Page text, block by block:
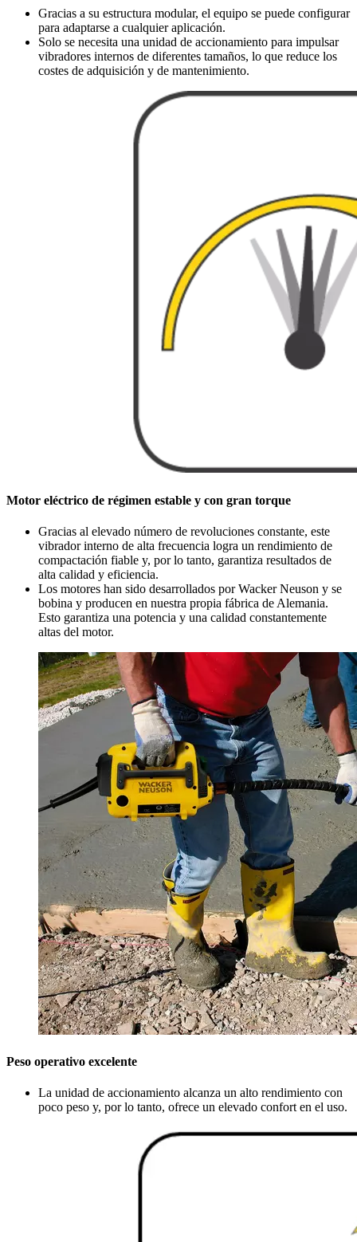
Gracias a su estructura modular, el equipo se puede configurar
para adaptarse a cualquier aplicación.
Solo se necesita una unidad de accionamiento para impulsar
vibradores internos de diferentes tamaños, lo que reduce los
costes de adquisición y de mantenimiento.
Motor eléctrico de régimen estable y con gran torque
Gracias al elevado número de revoluciones constante, este
vibrador interno de alta frecuencia logra un rendimiento de
compactación fiable y, por lo tanto, garantiza resultados de
alta calidad y eficiencia.
Los motores han sido desarrollados por Wacker Neuson y se
bobina y producen en nuestra propia fábrica de Alemania.
Esto garantiza una potencia y una calidad constantemente
altas del motor.
Peso operativo excelente
La unidad de accionamiento alcanza un alto rendimiento con
poco peso y, por lo tanto, ofrece un elevado confort en el uso.